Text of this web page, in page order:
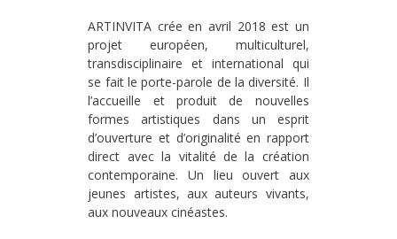
ARTINVITA crée en avril 2018 est un
projet européen, multiculturel,
transdisciplinaire et international qui
se fait le porte-parole de la diversité. Il
l’accueille et produit de nouvelles
formes artistiques dans un esprit
d’ouverture et d’originalité en rapport
direct avec la vitalité de la création
contemporaine. Un lieu ouvert aux
jeunes artistes, aux auteurs vivants,
aux nouveaux cinéastes.